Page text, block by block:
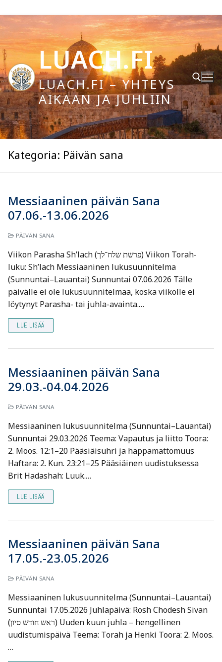
Hyppää
sisältöön
LUACH.FI
LUACH.FI – YHTEYS
AIKAAN JA JUHLIIN
Hae:
Kategoria: Päivän sana
Messiaaninen päivän Sana
07.06.-13.06.2026
PÄIVÄN SANA
Viikon Parasha Sh’lach (פרשת שלח־לך) Viikon Torah-
luku: Sh’lach Messiaaninen lukusuunnitelma
(Sunnuntai–Lauantai) Sunnuntai 07.06.2026 Tälle
päivälle ei ole lukusuunnitelmaa, koska viikolle ei
löytynyt Parasha- tai juhla-avainta.…
LUE LISÄÄ
Messiaaninen päivän Sana
29.03.-04.04.2026
PÄIVÄN SANA
Messiaaninen lukusuunnitelma (Sunnuntai–Lauantai)
Sunnuntai 29.03.2026 Teema: Vapautus ja liitto Toora:
2. Moos. 12:1–20 Pääsiäisuhri ja happamattomuus
Haftara: 2. Kun. 23:21–25 Pääsiäinen uudistuksessa
Brit Hadashah: Luuk.…
LUE LISÄÄ
Messiaaninen päivän Sana
17.05.-23.05.2026
PÄIVÄN SANA
Messiaaninen lukusuunnitelma (Sunnuntai–Lauantai)
Sunnuntai 17.05.2026 Juhlapäivä: Rosh Chodesh Sivan
(ראש חודש סיון) Uuden kuun juhla – hengellinen
uudistumispäivä Teema: Torah ja Henki Toora: 2. Moos.
…